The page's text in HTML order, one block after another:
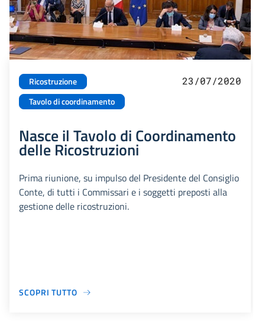
Ricostruzione
Tavolo di coordinamento
23/07/2020
Nasce il Tavolo di Coordinamento
delle Ricostruzioni
Prima riunione, su impulso del Presidente del Consiglio
Conte, di tutti i Commissari e i soggetti preposti alla
gestione delle ricostruzioni.
SCOPRI TUTTO